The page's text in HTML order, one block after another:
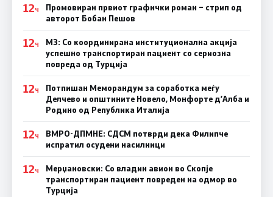
12Ч
Промовиран првиот графички роман – стрип од
авторот Бобан Пешов
12Ч
МЗ: Со координирана институционална акција
успешно транспортиран пациент со сериозна
повреда од Турција
12Ч
Потпишан Меморандум за соработка меѓу
Делчево и општините Новело, Монфорте д’Алба и
Родино од Република Италија
12Ч
ВМРО-ДПМНЕ: СДСM потврди дека Филипче
испратил осудени насилници
12Ч
Мерџановски: Со владин авион во Скопје
транспортиран пациент повреден на одмор во
Турција